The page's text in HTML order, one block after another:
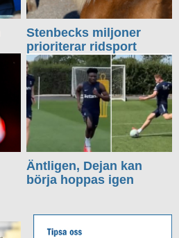
Stenbecks miljoner
prioriterar ridsport
Äntligen, Dejan kan
börja hoppas igen